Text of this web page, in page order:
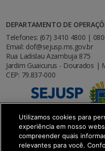
DEPARTAMENTO DE
Telefones: (67) 3410 4800 |
Email: dof@sejusp.ms.gov.br
Rua Ladislau Azambuja 875
Jardim Guaicurus - Dourados |
CEP: 79.837-000
Utilizamos cookies para
experiência em nosso
compreender quais
relevantes para você.